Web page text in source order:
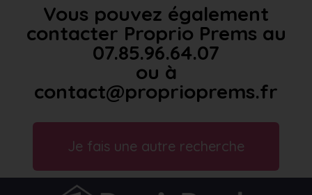
Vous pouvez également
contacter Proprio Prems au
07.85.96.64.07
ou à
contact@proprioprems.fr
Je fais une autre recherche